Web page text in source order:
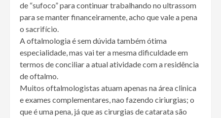
de “sufoco” para continuar trabalhando no ultrassom
para se manter financeiramente, acho que vale a pena
o sacrifício.
A oftalmologia é sem dúvida também ótima
especialidade, mas vai ter a mesma dificuldade em
termos de conciliar a atual atividade com a residência
de oftalmo.
Muitos oftalmologistas atuam apenas na área clinica
e exames complementares, nao fazendo ciriurgias; o
que é uma pena, já que as cirurgias de catarata são